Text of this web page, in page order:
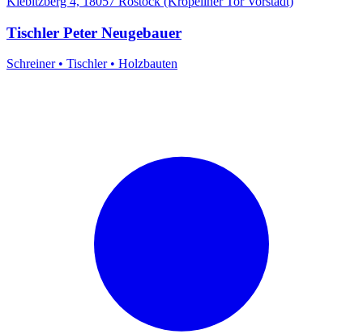
Tischler Peter Neugebauer
Schreiner • Tischler • Holzbauten